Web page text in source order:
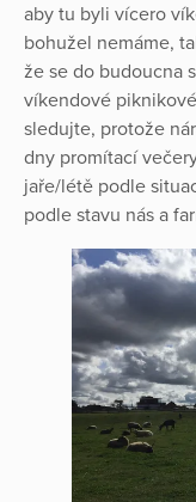
aby tu byli vícero
bohužel nemáme,
že se do budoucna
víkendové
sledujte, protože
dny promítací
jaře/létě podle
podle stavu nás a